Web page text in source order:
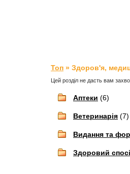
Топ » Здоров'я,
Цей розділ не дасть вам
Аптеки (6)
Ветеринарія (7)
Видання та
Здоровий